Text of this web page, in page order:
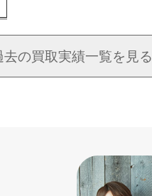
去の買取実績一覧を見る